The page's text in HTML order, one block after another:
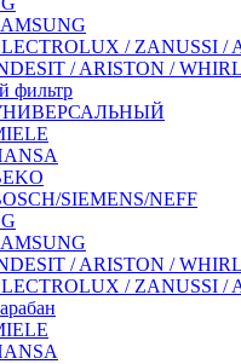
/ ZANUSSI /
/ ARISTON /
фильтр
SIEMENS/NEFF
/ ARISTON /
/ ZANUSSI /